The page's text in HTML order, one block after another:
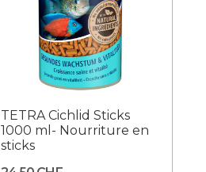
TETRA Cichlid Sticks
1000 ml- Nourriture en
sticks